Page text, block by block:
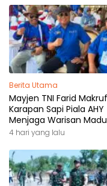
Berita Utama
Mayjen TNI Farid
Karapan Sapi Piala AHY
Menjaga Warisan
4 hari yang lalu